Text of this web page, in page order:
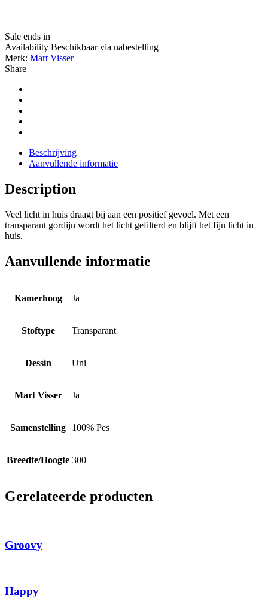
Sale ends in
Availability Beschikbaar via nabestelling
Merk: Mart Visser
Share
Beschrijving
Aanvullende informatie
Description
Veel licht in huis draagt bij aan een positief gevoel. Met een
transparant gordijn wordt het licht gefilterd en blijft het fijn licht in
huis.
Aanvullende informatie
Kamerhoog Ja
Stoftype Transparant
Dessin Uni
Mart Visser Ja
Samenstelling 100% Pes
Breedte/Hoogte 300
Gerelateerde producten
Groovy
Happy